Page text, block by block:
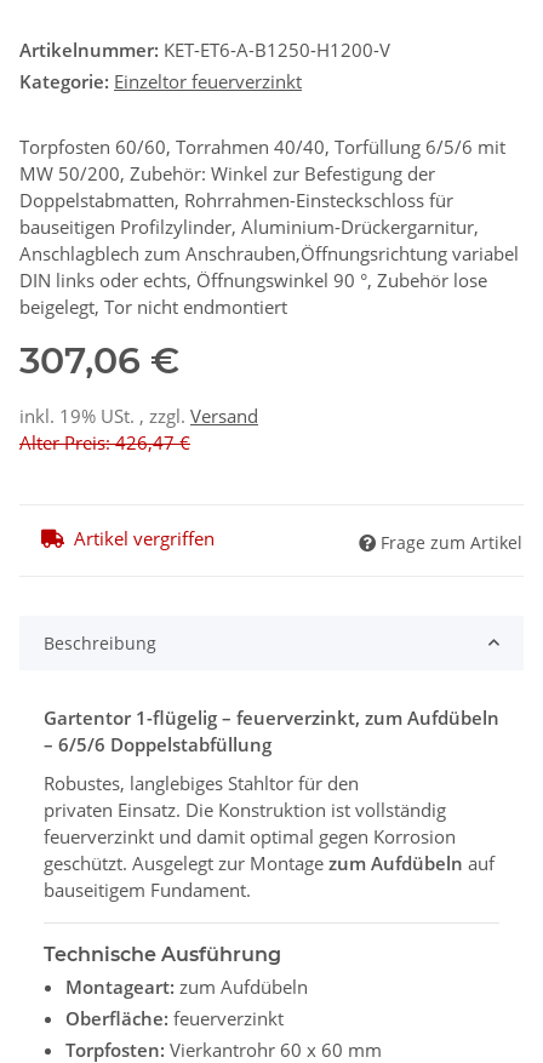
Artikelnummer: KET-ET6-A-B1250-H1200-V
Kategorie: Einzeltor feuerverzinkt
Torpfosten 60/60, Torrahmen 40/40, Torfüllung 6/5/6 mit
MW 50/200, Zubehör: Winkel zur Befestigung der
Doppelstabmatten, Rohrrahmen-Einsteckschloss für
bauseitigen Profilzylinder, Aluminium-Drückergarnitur,
Anschlagblech zum Anschrauben,Öffnungsrichtung variabel
DIN links oder echts, Öffnungswinkel 90 °, Zubehör lose
beigelegt, Tor nicht endmontiert
307,06 €
inkl. 19% USt. , zzgl. Versand
Alter Preis: 426,47 €
Artikel vergriffen Frage zum Artikel
Beschreibung
Gartentor 1-flügelig – feuerverzinkt, zum Aufdübeln
– 6/5/6 Doppelstabfüllung
Robustes, langlebiges Stahltor für den
privaten Einsatz. Die Konstruktion ist vollständig
feuerverzinkt und damit optimal gegen Korrosion
geschützt. Ausgelegt zur Montage zum Aufdübeln auf
bauseitigem Fundament.
Technische Ausführung
Montageart: zum Aufdübeln
Oberfläche: feuerverzinkt
Torpfosten: Vierkantrohr 60 x 60 mm